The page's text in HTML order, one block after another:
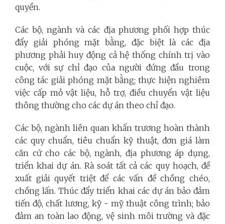
quyền.
Các bộ, ngành và các địa phương phối hợp thúc
đẩy giải phóng mặt bằng, đặc biệt là các địa
phương phải huy động cả hệ thống chính trị vào
cuộc, với sự chỉ đạo của người đứng đầu trong
công tác giải phóng mặt bằng; thực hiện nghiêm
việc cấp mỏ vật liệu, hỗ trợ, điều chuyển vật liệu
thông thường cho các dự án theo chỉ đạo.
Các bộ, ngành liên quan khẩn trương hoàn thành
các quy chuẩn, tiêu chuẩn kỹ thuật, đơn giá làm
căn cứ cho các bộ, ngành, địa phương áp dụng,
triển khai dự án. Rà soát tất cả các quy hoạch, đề
xuất giải quyết triệt để các vấn đề chồng chéo,
chồng lấn. Thúc đẩy triển khai các dự án bảo đảm
tiến độ, chất lương, kỹ - mỹ thuật công trình; bảo
đảm an toàn lao động, vệ sinh môi trường và đặc